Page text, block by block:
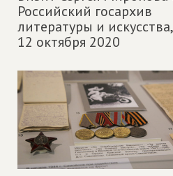
Российский госархив
литературы и искусства,
12 октября 2020